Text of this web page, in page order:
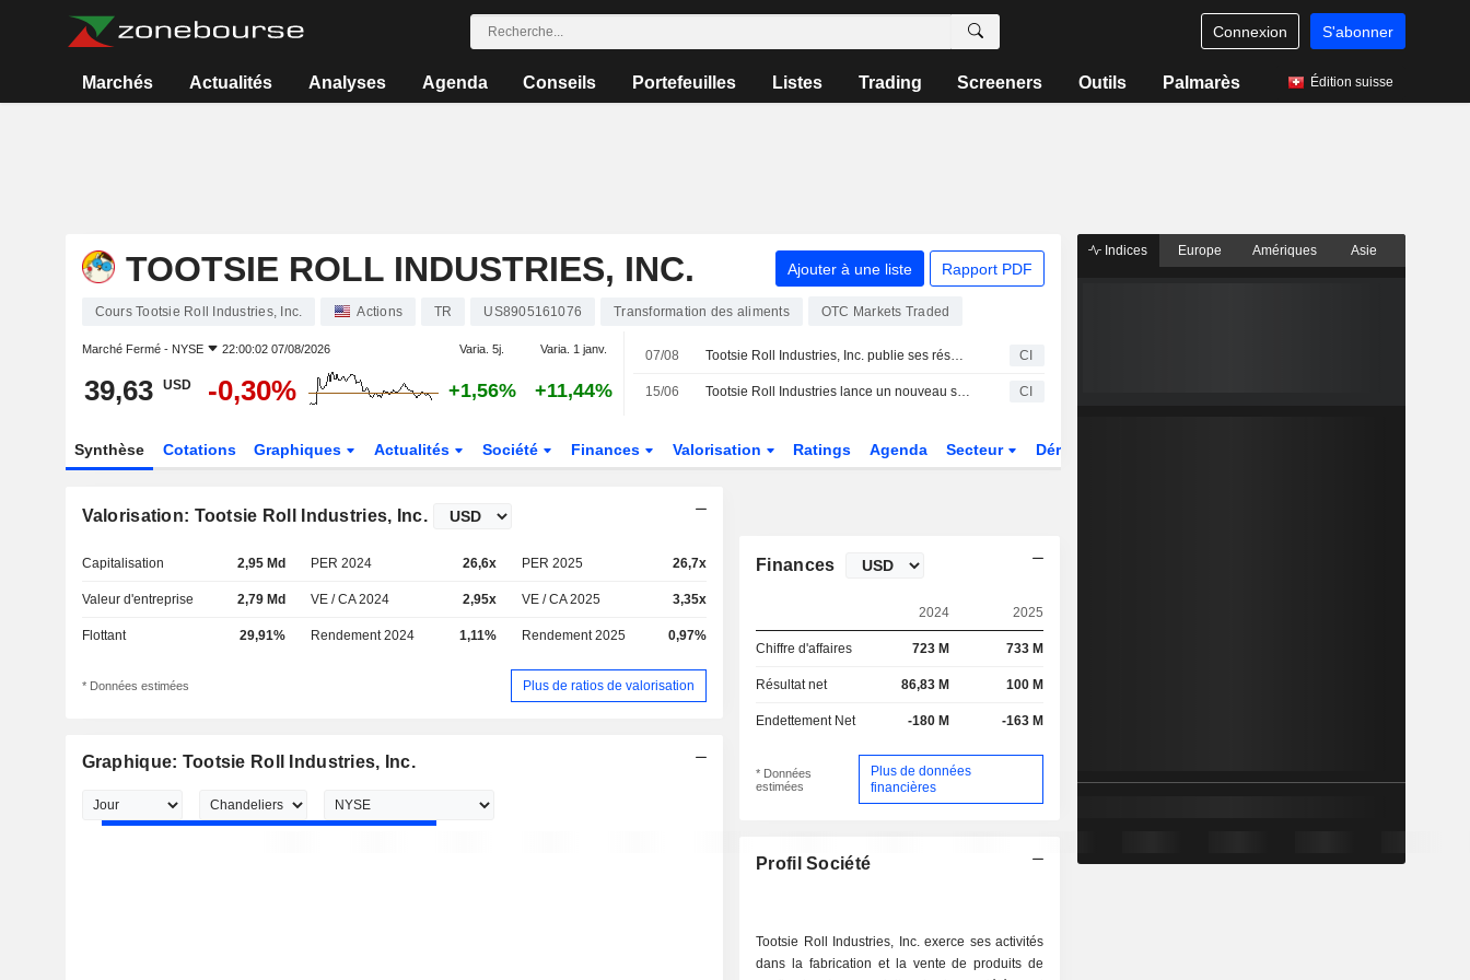
Connexion S'abonner
Marchés Actualités Analyses Agenda Conseils Portefeuilles Listes Trading Screeners Outils Palmarès Édition suisse
TOOTSIE ROLL INDUSTRIES, INC. Ajouter à une liste Rapport PDF
Cours Tootsie Roll Industries, Inc. Actions TR US8905161076 Transformation des aliments OTC Markets Traded
Marché Fermé - NYSE 22:00:02 07/08/2026 Varia. 5j. Varia. 1 janv.
39,63 USD -0,30% +1,56% +11,44%
07/08 Tootsie Roll Industries, Inc. publie ses résultats pour le deuxième trimestre et le premier semestre clos le 30 juin 2026 CI
15/06 Tootsie Roll Industries lance un nouveau spot TV mettant en scène ses différentes saveurs avec un caméléon changeant de couleur CI
Synthèse Cotations Graphiques Actualités Société Finances Valorisation Ratings Agenda Secteur Dérivés
Valorisation: Tootsie Roll Industries, Inc.
Capitalisation 2,95 Md PER 2024 26,6x PER 2025 26,7x
Valeur d'entreprise 2,79 Md VE / CA 2024 2,95x VE / CA 2025 3,35x
Flottant 29,91% Rendement 2024 1,11% Rendement 2025 0,97%
* Données estimées Plus de ratios de valorisation
Graphique: Tootsie Roll Industries, Inc.
Finances
2024 2025
Chiffre d'affaires 723 M 733 M
Résultat net 86,83 M 100 M
Endettement Net -180 M -163 M
* Données
estimées
Plus de données
financières
Profil Société
Tootsie Roll Industries, Inc. exerce ses activités
dans la fabrication et la vente de produits de
Indices Europe Amériques Asie